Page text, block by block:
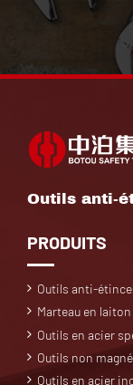
Outils anti-
PRODUITS
Outils anti-
Marteau en
Outils en acier
Outils non
Outils en acier